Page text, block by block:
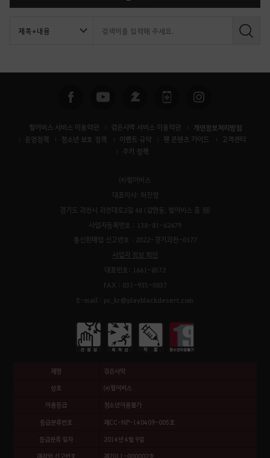
검
펄어비스 서비스 이용약관 검은사막 서비스 이용약관 개인정보처리방침
운영정책 청소년 보호 정책 이벤트 규약 팬 콘텐츠 가이드
고객센터
쿠키 정책
㈜펄어비스
대표이사: 허진영
경기도 과천시 과천대로2길 48 (갈현동, 펄어비스 홈 원)
사업자등록번호 : 138-81-62479
통신판매업 신고번호 : 2022-경기과천-0177
사업자 정보 확인
대표번호: 1661-8572
FAX : 031-935-0837
E-mail : pc_kr@playblackdesert.com
제명 검은사막
상호 ㈜펄어비스
이용등급 청소년이용불가
등급분류번호 제CC-NP-140409-005호
등급분류 일자 2014년 4월 9일
제작업 신고번호 제2011-000002호